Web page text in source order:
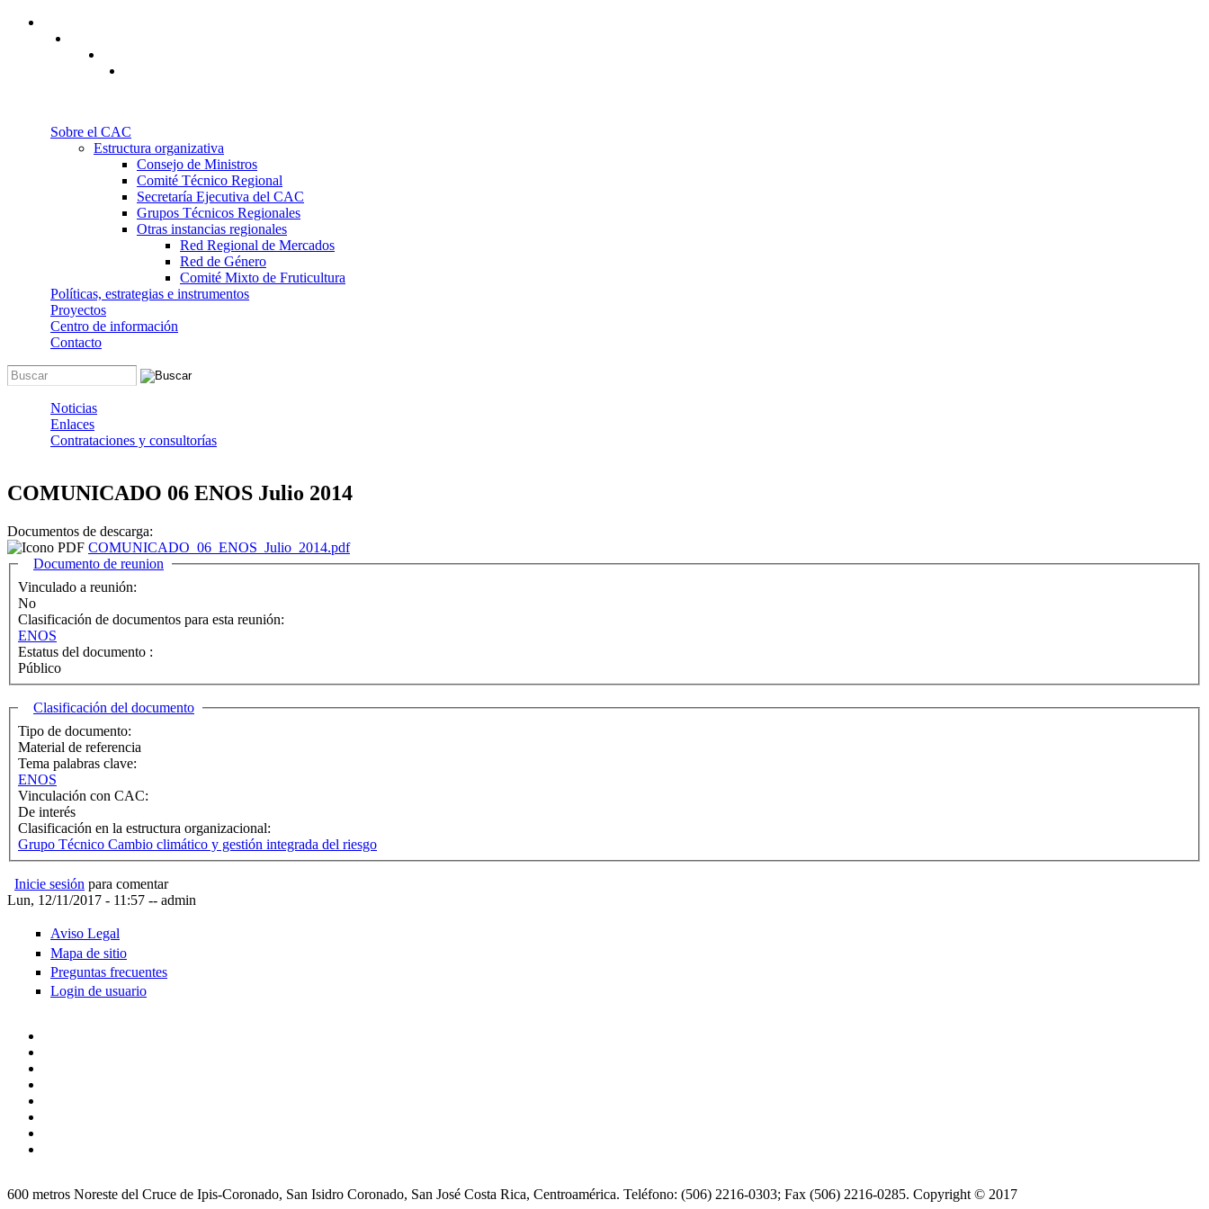
Pasar al contenido principal
Sobre el CAC
Estructura organizativa
Consejo de Ministros
Comité Técnico Regional
Secretaría Ejecutiva del CAC
Grupos Técnicos Regionales
Otras instancias regionales
Red Regional de Mercados
Red de Género
Comité Mixto de Fruticultura
Políticas, estrategias e instrumentos
Proyectos
Centro de información
Contacto
Buscar
Noticias
Enlaces
Contrataciones y consultorías
COMUNICADO 06 ENOS Julio 2014
Documentos de descarga:
COMUNICADO_06_ENOS_Julio_2014.pdf
Ocultar
Documento de reunion
Vinculado a reunión:
No
Clasificación de documentos para esta reunión:
ENOS
Estatus del documento :
Público
Ocultar
Clasificación del documento
Tipo de documento:
Material de referencia
Tema palabras clave:
ENOS
Vinculación con CAC:
De interés
Clasificación en la estructura organizacional:
Grupo Técnico Cambio climático y gestión integrada del riesgo
Inicie sesión para comentar
Lun, 12/11/2017 - 11:57 -- admin
Aviso Legal
Mapa de sitio
Preguntas frecuentes
Login de usuario
600 metros Noreste del Cruce de Ipis-Coronado, San Isidro Coronado, San José Costa Rica, Centroamérica. Teléfono: (506) 2216-0303; Fax (506) 2216-0285. Copyright © 2017